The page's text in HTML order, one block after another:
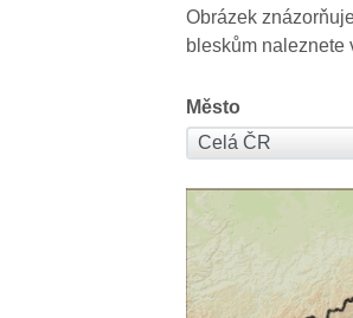
Obrázek
bleskům naleznete
Město